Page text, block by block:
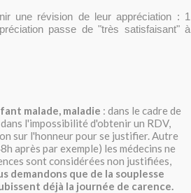
une révision de leur appréciation : 1
passe de "très satisfaisant" à
malade, maladie : dans le cadre de
l'impossibilité d'obtenir un RDV,
sur l'honneur pour se justifier. Autre
après par exemple) les médecins ne
sont considérées non justifiées,
demandons que de la souplesse
déjà la journée de carence.